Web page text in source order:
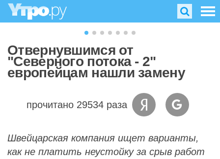
Отвернувшимся от
"Северного потока - 2"
европейцам нашли замену
прочитано 29534 раза
Швейцарская компания ищет варианты,
как не платить неустойку за срыв работ